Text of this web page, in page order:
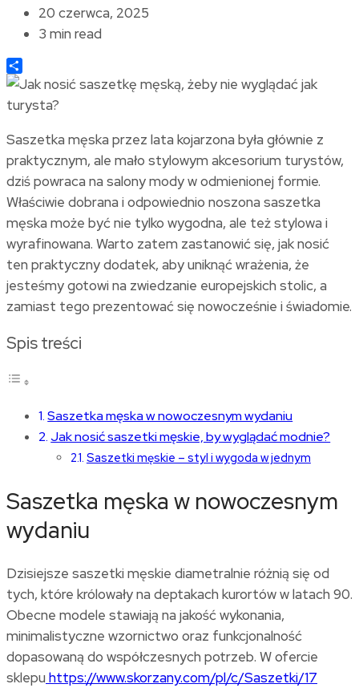
20 czerwca, 2025
3 min read
Share
Saszetka męska przez lata kojarzona była głównie z
praktycznym, ale mało stylowym akcesorium turystów,
dziś powraca na salony mody w odmienionej formie.
Właściwie dobrana i odpowiednio noszona saszetka
męska może być nie tylko wygodna, ale też stylowa i
wyrafinowana. Warto zatem zastanowić się, jak nosić
ten praktyczny dodatek, aby uniknąć wrażenia, że
jesteśmy gotowi na zwiedzanie europejskich stolic, a
zamiast tego prezentować się nowocześnie i świadomie.
Spis treści
Saszetka męska w nowoczesnym wydaniu
Jak nosić saszetki męskie, by wyglądać modnie?
Saszetki męskie – styl i wygoda w jednym
Saszetka męska w nowoczesnym
wydaniu
Dzisiejsze saszetki męskie diametralnie różnią się od
tych, które królowały na deptakach kurortów w latach 90.
Obecne modele stawiają na jakość wykonania,
minimalistyczne wzornictwo oraz funkcjonalność
dopasowaną do współczesnych potrzeb. W ofercie
sklepu https://www.skorzany.com/pl/c/Saszetki/17